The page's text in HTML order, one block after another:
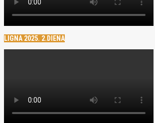
LIGNA 2025. 2.DIENA